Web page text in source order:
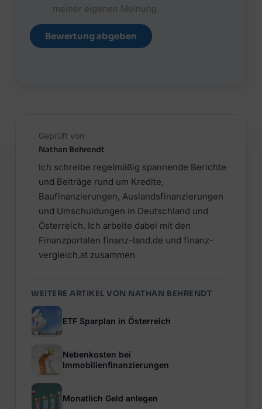
meiner eigenen Meinung.
Bewertung abgeben
Geprüft von
Nathan Behrendt
Ich schreibe regelmäßig spannende Berichte
und Beiträge rund um Kredite,
Baufinanzierungen, Auslandsfinanzierungen
und Umschuldungen in Deutschland und
Österreich. Ich arbeite dabei mit den
Finanzportalen finanz-land.de und finanz-
vergleich.at zusammen
WEITERE ARTIKEL VON NATHAN BEHRENDT
ETF Sparplan in Österreich
Nebenkosten bei
Immobilienfinanzierungen
Monatlich Geld anlegen